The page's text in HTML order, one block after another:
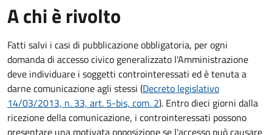
A chi è rivolto
Fatti salvi i casi di pubblicazione obbligatoria, per ogni
domanda di accesso civico generalizzato l'Amministrazione
deve individuare i soggetti controinteressati ed è tenuta a
darne comunicazione agli stessi (Decreto legislativo
14/03/2013, n. 33, art. 5-bis, com. 2). Entro dieci giorni dalla
ricezione della comunicazione, i controinteressati possono
presentare una motivata opposizione se l'accesso può causare